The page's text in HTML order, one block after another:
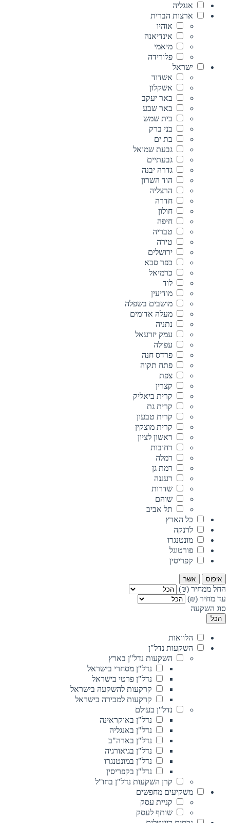
אנגליה
ארצות הברית
אוהיו
אינדיאנה
מיאמי
פלורידה
ישראל
אשדוד
אשקלון
באר יעקב
באר שבע
בית שמש
בני ברק
בת ים
גבעת שמואל
גבעתיים
גדרה יבנה
הוד השרון
הרצליה
חדרה
חולון
חיפה
טבריה
טירה
ירושלים
כפר סבא
כרמיאל
לוד
מודיעין
מושבים בשפלה
מעלה אדומים
נתניה
עמק יזרעאל
עפולה
פרדס חנה
פתח תקוה
צפת
קצרין
קרית ביאליק
קרית גת
קרית טבעון
קרית מוצקין
ראשון לציון
רחובות
רמלה
רמת גן
רעננה
שדרות
שוהם
תל אביב
כל הארץ
לרנקה
מונטנגרו
פורטוגל
קפריסין
איפוס אשר
החל ממחיר (₪)
עד מחיר (₪)
סוג השקעה
הכל
הלוואות
השקעות נדל"ן
השקעות נדל"ן בארץ
נדל"ן מסחרי בישראל
נדל"ן פרטי בישראל
קרקעות להשקעה בישראל
קרקעות למכירה בישראל
נדל"ן בעולם
נדל"ן באוקראינה
נדל"ן באנגליה
נדל"ן בארה"ב
נדל"ן בגיאורגיה
נדל"ן במונטנגרו
נדל"ן בקפריסין
קרן השקעות נדל"ן בחו"ל
משקיעים מחפשים
קניית עסק
שותף לעסק